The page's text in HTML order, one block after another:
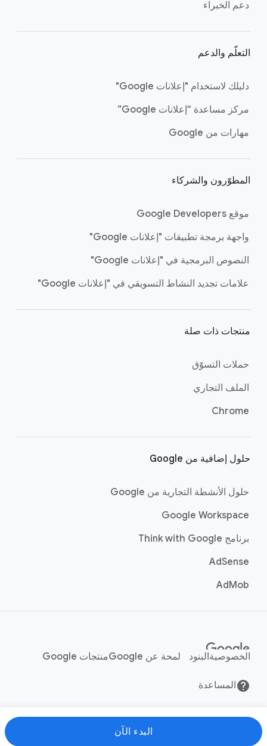
دعم الخبراء
التعلّم والدعم
دليلك لاستخدام "إعلانات Google"
مركز مساعدة “إعلانات Google”
مهارات من Google
المطوّرون والشركاء
موقع Google Developers
واجهة برمجة تطبيقات "إعلانات Google"
النصوص البرمجية في "إعلانات Google"
علامات تجديد النشاط التسويقي في "إعلانات Google"
منتجات ذات صلة
حملات التسوّق
الملف التجاري
Chrome
حلول إضافية من Google
حلول الأنشطة التجارية من Google
Google Workspace
برنامج Think with Google
AdSense
AdMob
الخصوصيةالبنود لمحة عن Google منتجات Google
المساعدة
البدء الآن